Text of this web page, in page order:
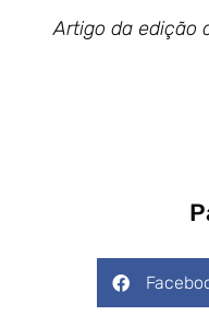
Artigo da edição